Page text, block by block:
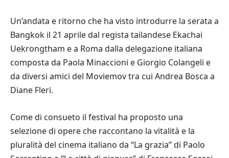
Un’andata e ritorno che ha visto introdurre la serata a
Bangkok il 21 aprile dal regista tailandese Ekachai
Uekrongtham e a Roma dalla delegazione italiana
composta da Paola Minaccioni e Giorgio Colangeli e
da diversi amici del Moviemov tra cui Andrea Bosca a
Diane Fleri.
Come di consueto il festival ha proposto una
selezione di opere che raccontano la vitalità e la
pluralità del cinema italiano da “La grazia” di Paolo